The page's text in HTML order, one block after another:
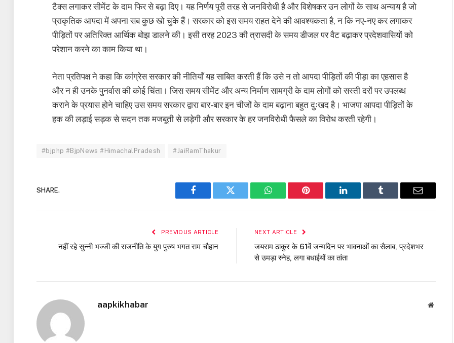
टैक्स लगाकर सीमेंट के दाम फिर से बढ़ा दिए। यह निर्णय पूरी तरह से जनविरोधी है और विशेषकर उन लोगों के साथ अन्याय है जो
प्राकृतिक आपदा में अपना सब कुछ खो चुके हैं। सरकार को इस समय राहत देने की आवश्यकता है, न कि नए-नए कर लगाकर
पीड़ितों पर अतिरिक्त आर्थिक बोझ डालने की। इसी तरह 2023 की त्रासदी के समय डीजल पर वैट बढ़ाकर प्रदेशवासियों को
परेशान करने का काम किया था।
नेता प्रतिपक्ष ने कहा कि कांग्रेस सरकार की नीतियाँ यह साबित करती हैं कि उसे न तो आपदा पीड़ितों की पीड़ा का एहसास है
और न ही उनके पुनर्वास की कोई चिंता। जिस समय सीमेंट और अन्य निर्माण सामग्री के दाम लोगों को सस्ती दरों पर उपलब्ध
कराने के प्रयास होने चाहिए उस समय सरकार द्वारा बार-बार इन चीजों के दाम बढ़ाना बहुत दुःखद है। भाजपा आपदा पीड़ितों के
हक की लड़ाई सड़क से सदन तक मजबूती से लड़ेगी और सरकार के हर जनविरोधी फैसले का विरोध करती रहेगी।
#bjphp #BjpNews #HimachalPradesh #JaiRamThakur
SHARE.
Facebook Twitter WhatsAppPinterest LinkedIn Tumblr Email
PREVIOUS ARTICLE
नहीं रहे सुन्नी भज्जी की राजनीति के युग पुरुष भगत राम चौहान
NEXT ARTICLE
जयराम ठाकुर के 61वें जन्मदिन पर भावनाओं का सैलाब, प्रदेशभर
से उमड़ा स्नेह, लगा बधाईयों का तांता
aapkikhabar